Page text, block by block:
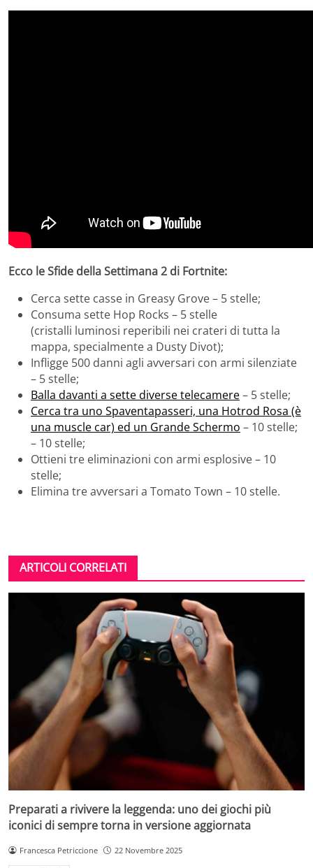
Ecco le Sfide della Settimana 2 di Fortnite:
Cerca sette casse in Greasy Grove – 5 stelle;
Consuma sette Hop Rocks – 5 stelle
(cristalli luminosi reperibili nei crateri di tutta la
mappa, specialmente a Dusty Divot);
Infligge 500 danni agli avversari con armi silenziate
– 5 stelle;
Balla davanti a sette diverse telecamere– 5 stelle;
Cerca tra uno Spaventapasseri, una Hotrod Rosa (è
una muscle car) ed un Grande Schermo – 10 stelle;
– 10 stelle;
Ottieni tre eliminazioni con armi esplosive – 10
stelle;
Elimina tre avversari a Tomato Town – 10 stelle.
ARTICOLI CORRELATI
Preparati a rivivere la leggenda: uno dei giochi più
iconici di sempre torna in versione aggiornata
Francesca Petriccione 22 Novembre 2025